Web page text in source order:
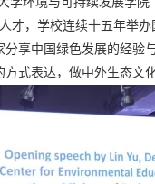
才，学校连续十五年举
享中国绿色发展的经验
式表达，做中外生态文